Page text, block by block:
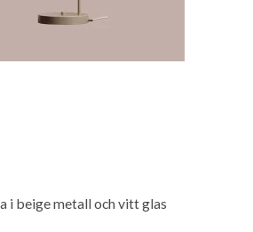
i beige metall och vitt glas